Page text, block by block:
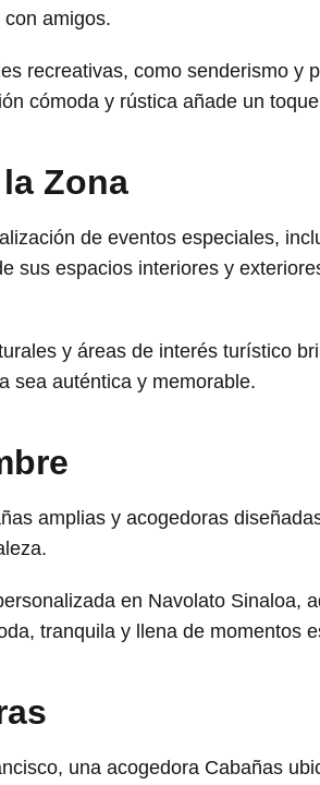
amigos.
recreativas, como senderismo y
cómoda y rústica añade un
Zona
de eventos especiales,
sus espacios interiores y
y áreas de interés turístico
sea auténtica y memorable.
amplias y acogedoras
en Navolato Sinaloa,
tranquila y llena de momentos
una acogedora Cabañas